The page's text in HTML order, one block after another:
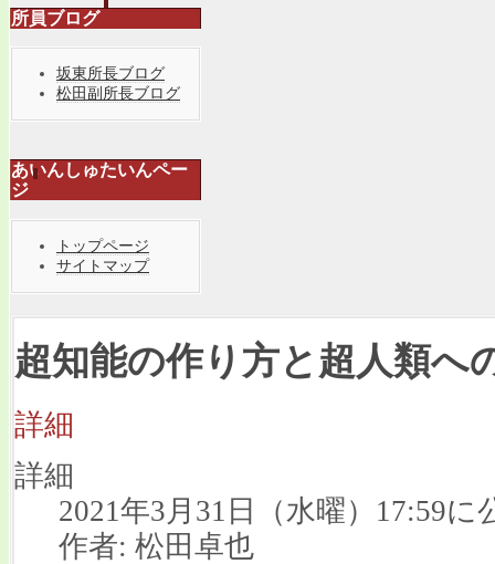
所員ブログ
坂東所長ブログ
松田副所長ブログ
あいんしゅたいんペー
ジ
トップページ
サイトマップ
超知能の作り方と超人類へ
詳細
詳細
2021年3月31日（水曜）17:59に
作者: 松田卓也